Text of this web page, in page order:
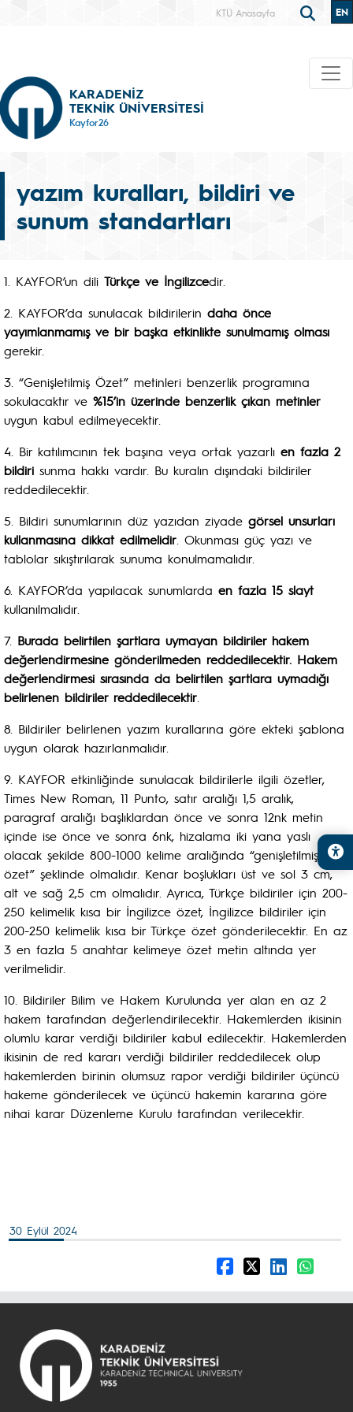
KTÜ Anasayfa EN
KARADENİZ
TEKNİK ÜNİVERSİTESİ
Kayfor26
yazım kuralları, bildiri ve
sunum standartları
1. KAYFOR’un dili Türkçe ve İngilizcedir.
2. KAYFOR’da sunulacak bildirilerin daha önce
yayımlanmamış ve bir başka etkinlikte sunulmamış olması
gerekir.
3. “Genişletilmiş Özet” metinleri benzerlik programına
sokulacaktır ve %15’in üzerinde benzerlik çıkan metinler
uygun kabul edilmeyecektir.
4. Bir katılımcının tek başına veya ortak yazarlı en fazla 2
bildiri sunma hakkı vardır. Bu kuralın dışındaki bildiriler
reddedilecektir.
5. Bildiri sunumlarının düz yazıdan ziyade görsel unsurları
kullanmasına dikkat edilmelidir . Okunması güç yazı ve
tablolar sıkıştırılarak sunuma konulmamalıdır.
6. KAYFOR’da yapılacak sunumlarda en fazla 15 slayt
kullanılmalıdır.
7. Burada belirtilen şartlara uymayan bildiriler hakem
değerlendirmesine gönderilmeden reddedilecektir. Hakem
değerlendirmesi sırasında da belirtilen şartlara uymadığı
belirlenen bildiriler reddedilecektir
8. Bildiriler belirlenen yazım kurallarına göre ekteki şablona
uygun olarak hazırlanmalıdır.
9. KAYFOR etkinliğinde sunulacak bildirilerle ilgili özetler,
Times New Roman, 11 Punto, satır aralığı 1,5 aralık,
paragraf aralığı başlıklardan önce ve sonra 12nk metin
içinde ise önce ve sonra 6nk, hizalama iki yana yaslı
olacak şekilde 800-1000 kelime aralığında “genişletilmiş
özet” şeklinde olmalıdır. Kenar boşlukları üst ve sol 3 cm,
alt ve sağ 2,5 cm olmalıdır. Ayrıca, Türkçe bildiriler için 200-
250 kelimelik kısa bir İngilizce özet, İngilizce bildiriler için
200-250 kelimelik kısa bir Türkçe özet gönderilecektir. En az
3 en fazla 5 anahtar kelimeye özet metin altında yer
verilmelidir.
10. Bildiriler Bilim ve Hakem Kurulunda yer alan en az 2
hakem tarafından değerlendirilecektir. Hakemlerden ikisinin
olumlu karar verdiği bildiriler kabul edilecektir. Hakemlerden
ikisinin de red kararı verdiği bildiriler reddedilecek olup
hakemlerden birinin olumsuz rapor verdiği bildiriler üçüncü
hakeme gönderilecek ve üçüncü hakemin kararına göre
nihai karar Düzenleme Kurulu tarafından verilecektir.
30 Eylül 2024